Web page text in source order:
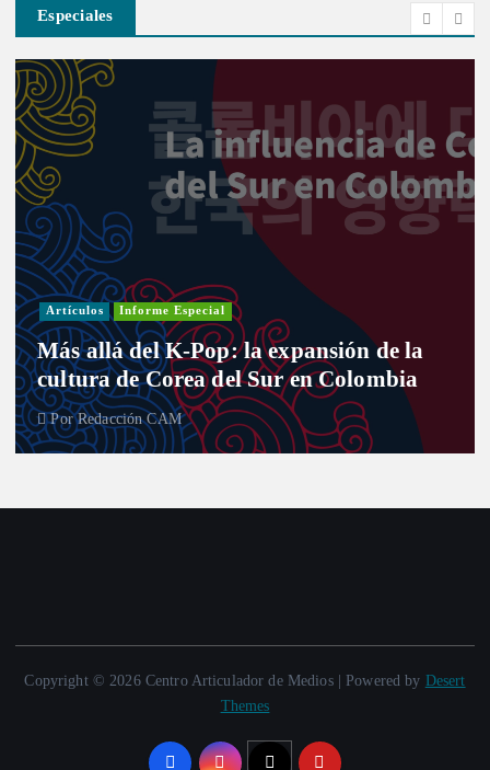
Especiales
Artículos Informe Especial
Más allá del K-Pop: la expansión de la
cultura de Corea del Sur en Colombia
PorRedacción CAM
Copyright © 2026 Centro Articulador de Medios | Powered by Desert
Themes